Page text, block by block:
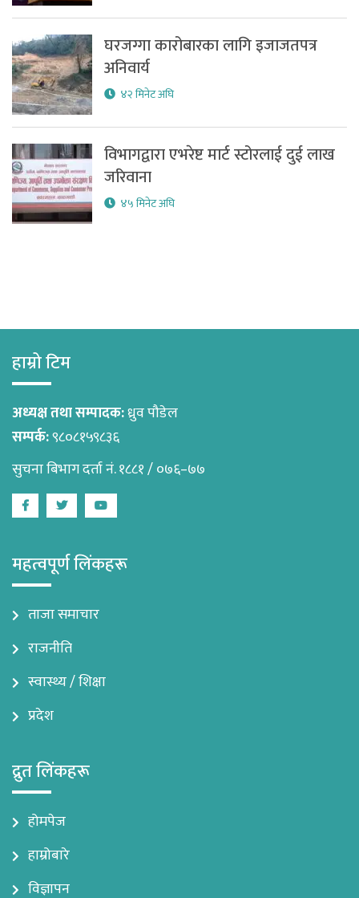
घरजग्गा कारोबारका लागि इजाजतपत्र
अनिवार्य
४२ मिनेट अघि
विभागद्वारा एभरेष्ट मार्ट स्टोरलाई दुई लाख
जरिवाना
४५ मिनेट अघि
हाम्रो टिम
अध्यक्ष तथा सम्पादक:ध्रुव पौडेल
सम्पर्क:९८०८१५९८३६
सुचना बिभाग दर्ता नं. १८८१ / ०७६–७७
FacebookTwitterYoutube
महत्वपूर्ण लिंकहरू
ताजा समाचार
राजनीति
स्वास्थ्य / शिक्षा
प्रदेश
द्रुत लिंकहरू
होमपेज
हाम्रोबारे
विज्ञापन